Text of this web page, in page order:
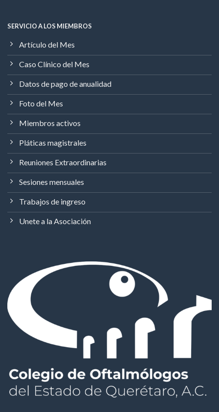
SERVICIO A LOS MIEMBROS
Artículo del Mes
Caso Clínico del Mes
Datos de pago de anualidad
Foto del Mes
Miembros activos
Pláticas magistrales
Reuniones Extraordinarias
Sesiones mensuales
Trabajos de ingreso
Unete a la Asociación